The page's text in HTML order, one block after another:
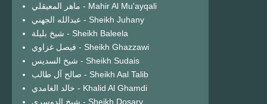
ماهر المعيقلي - Mahir Al Mu'ayqali
عبدالله الجهني - Sheikh Juhany
شيخ بليلة - Sheikh Baleela
فيصل غزاوي - Sheikh Ghazzawi
شيخ السديس - Sheikh Sudais
صالح آل طالب - Sheikh Aal Talib
خالد الغامدي - Khalid Al Ghamdi
شيخ الدوسري - Sheikh Dosary